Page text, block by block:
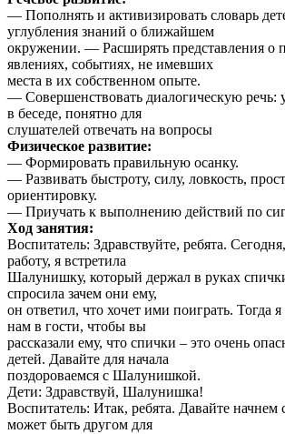
— Пополнять и активизировать словарь
углубления знаний о ближайшем
окружении. — Расширять представления о
явлениях, событиях, не имевших
места в их собственном опыте.
— Совершенствовать диалогическую речь:
в беседе, понятно для
слушателей отвечать на вопросы
Физическое развитие:
— Формировать правильную осанку.
— Развивать быстроту, силу, ловкость,
ориентировку.
— Приучать к выполнению действий по
Ход занятия:
Воспитатель: Здравствуйте, ребята.
работу, я встретила
Шалунишку, который держал в руках
спросила зачем они ему,
он ответил, что хочет ими поиграть. Тогда
нам в гости, чтобы вы
рассказали ему, что спички – это очень
детей. Давайте для начала
поздороваемся с Шалунишкой.
Дети: Здравствуй, Шалунишка!
Воспитатель: Итак, ребята. Давайте начнем
может быть другом для